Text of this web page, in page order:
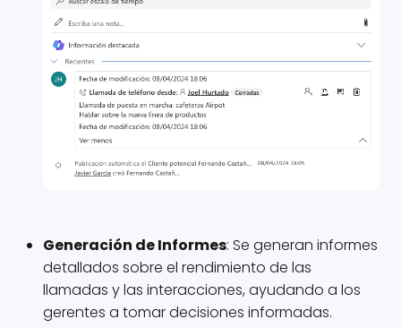
Generación de Informes: Se generan informes
detallados sobre el rendimiento de las
llamadas y las interacciones, ayudando a los
gerentes a tomar decisiones informadas.